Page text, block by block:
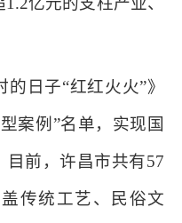
的日子“红红火火”》
案例”名单，实现国
目前，许昌市共有57
传统工艺、民俗文